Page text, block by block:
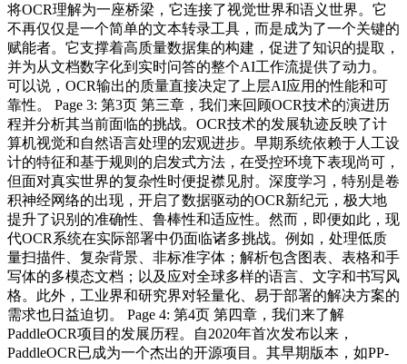
将OCR理解为一座桥梁，它连接了视觉世界和语义世界。它
不再仅仅是一个简单的文本转录工具，而是成为了一个关键的
赋能者。它支撑着高质量数据集的构建，促进了知识的提取，
并为从文档数字化到实时问答的整个AI工作流提供了动力。
可以说，OCR输出的质量直接决定了上层AI应用的性能和可
靠性。 Page 3: 第3页 第三章，我们来回顾OCR技术的演进历
程并分析其当前面临的挑战。OCR技术的发展轨迹反映了计
算机视觉和自然语言处理的宏观进步。早期系统依赖于人工设
计的特征和基于规则的启发式方法，在受控环境下表现尚可，
但面对真实世界的复杂性时便捉襟见肘。深度学习，特别是卷
积神经网络的出现，开启了数据驱动的OCR新纪元，极大地
提升了识别的准确性、鲁棒性和适应性。然而，即便如此，现
代OCR系统在实际部署中仍面临诸多挑战。例如，处理低质
量扫描件、复杂背景、非标准字体；解析包含图表、表格和手
写体的多模态文档；以及应对全球多样的语言、文字和书写风
格。此外，工业界和研究界对轻量化、易于部署的解决方案的
需求也日益迫切。 Page 4: 第4页 第四章，我们来了解
PaddleOCR项目的发展历程。自2020年首次发布以来，
PaddleOCR已成为一个杰出的开源项目。其早期版本，如PP-